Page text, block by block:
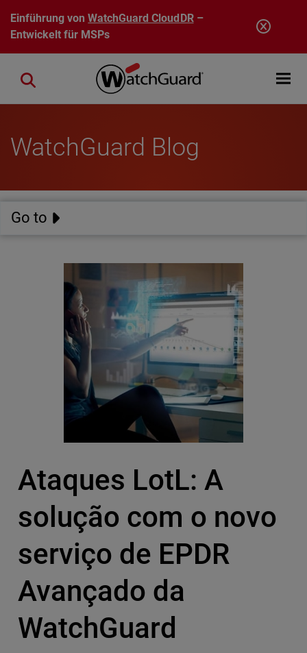
Direkt zum Inhalt
Einführung vonWatchGuard CloudDR–
Entwickelt für MSPs
Open
Close search
WatchGuard Blog
Go to
Ataques LotL: A
solução com o novo
serviço de EPDR
Avançado da
WatchGuard